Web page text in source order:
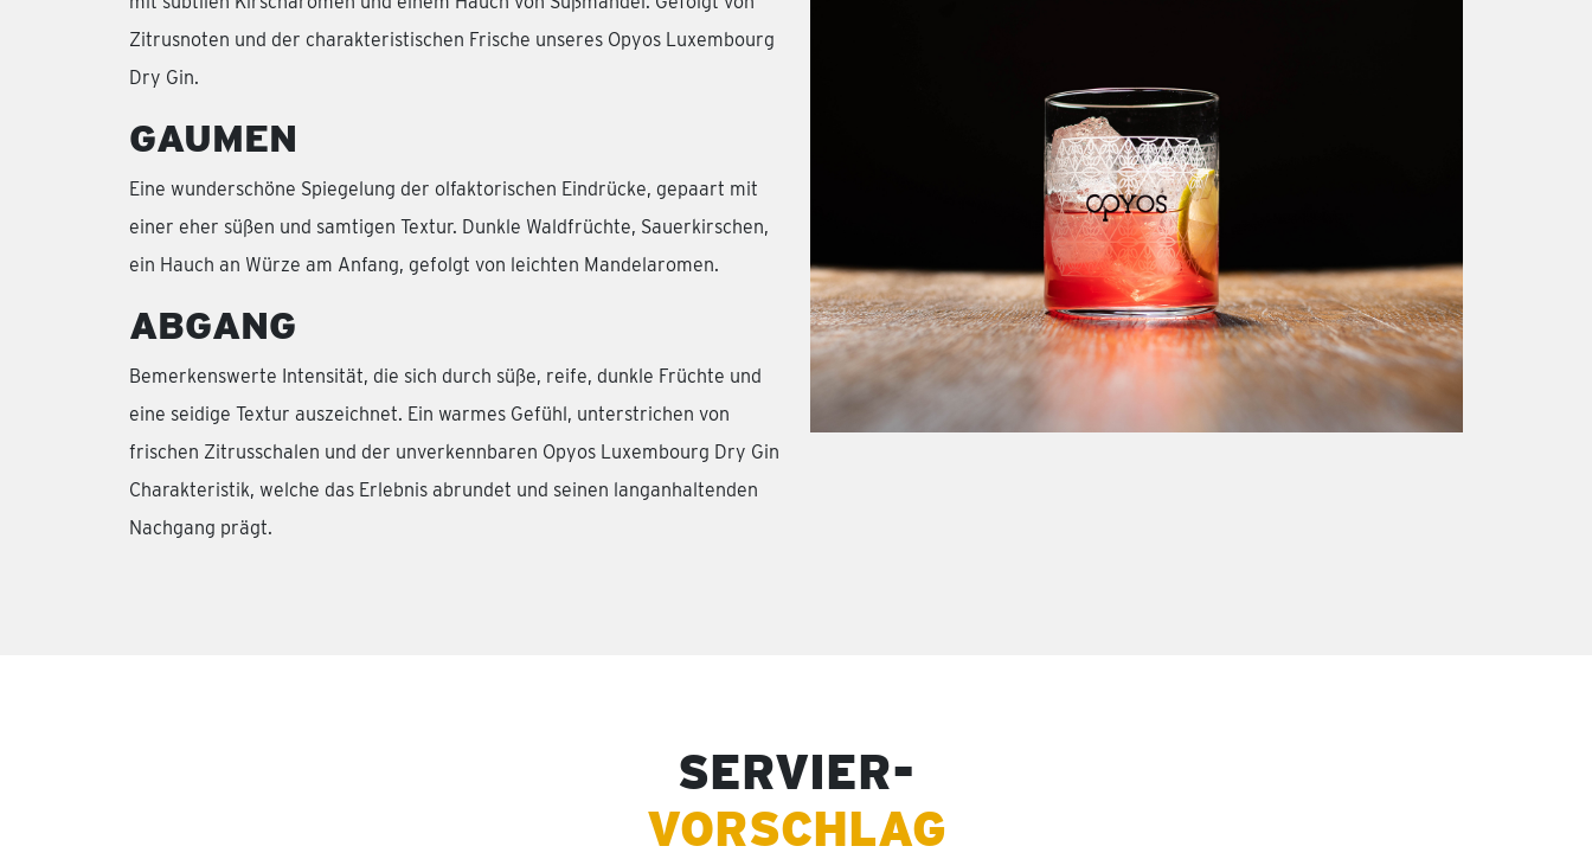
Zitrusnoten und der charakteristischen Frische unseres Opyos Luxembourg
Dry Gin.
GAUMEN
Eine wunderschöne Spiegelung der olfaktorischen Eindrücke, gepaart mit
einer eher süßen und samtigen Textur. Dunkle Waldfrüchte, Sauerkirschen,
ein Hauch an Würze am Anfang, gefolgt von leichten Mandelaromen.
ABGANG
Bemerkenswerte Intensität, die sich durch süße, reife, dunkle Früchte und
eine seidige Textur auszeichnet. Ein warmes Gefühl, unterstrichen von
frischen Zitrusschalen und der unverkennbaren Opyos Luxembourg Dry Gin
Charakteristik, welche das Erlebnis abrundet und seinen langanhaltenden
Nachgang prägt.
SERVIER-
VORSCHLAG